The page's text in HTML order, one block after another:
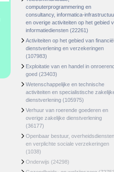
computerprogrammering en
consultancy, informatica-
en overige activiteiten op het gebied
informatiediensten (22261)
Activiteiten op het gebied van
dienstverlening en verzekeringen
(107983)
Exploitatie van en handel in
goed (23403)
Wetenschappelijke en technische
activiteiten en specialistische
dienstverlening (105975)
Verhuur van roerende goederen en
overige zakelijke dienstverlening
(36177)
Openbaar bestuur, overheidsdiensten
en verplichte sociale verzekeringen
(1038)
Onderwijs (24298)